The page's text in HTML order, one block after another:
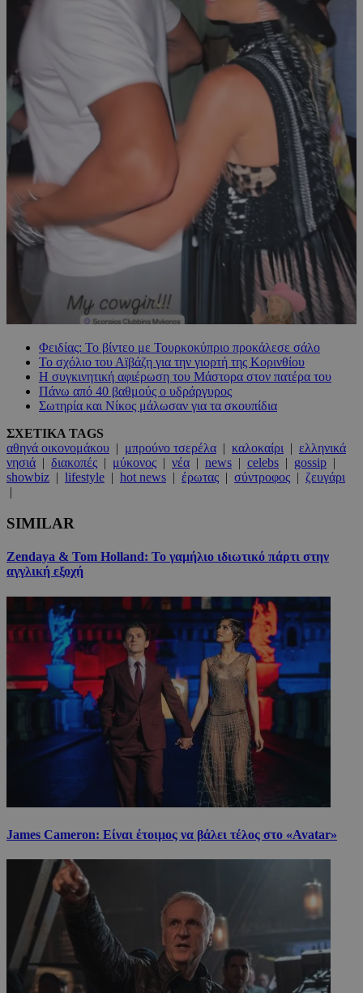
Φειδίας: Το βίντεο με Τουρκοκύπριο προκάλεσε σάλο
Το σχόλιο του Αϊβάζη για την γιορτή της Κορινθίου
Η συγκινητική αφιέρωση του Μάστορα στον πατέρα του
Πάνω από 40 βαθμούς ο υδράργυρος
Σωτηρία και Νίκος μάλωσαν για τα σκουπίδια
ΣΧΕΤΙΚΑ TAGS
αθηνά οικονομάκου | μπρούνο τσερέλα | καλοκαίρι | ελληνικά
νησιά | διακοπές | μύκονος | νέα | news | celebs | gossip |
showbiz | lifestyle | hot news | έρωτας | σύντροφος | ζευγάρι
|
SIMILAR
Zendaya & Tom Holland: Το γαμήλιο ιδιωτικό πάρτι στην
αγγλική εξοχή
James Cameron: Είναι έτοιμος να βάλει τέλος στο «Avatar»